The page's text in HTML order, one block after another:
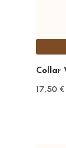
Collar
17,50 €